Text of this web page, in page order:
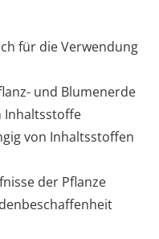
für die Verwendung
und Blumenerde
Inhaltsstoffe
von Inhaltsstoffen
der Pflanze